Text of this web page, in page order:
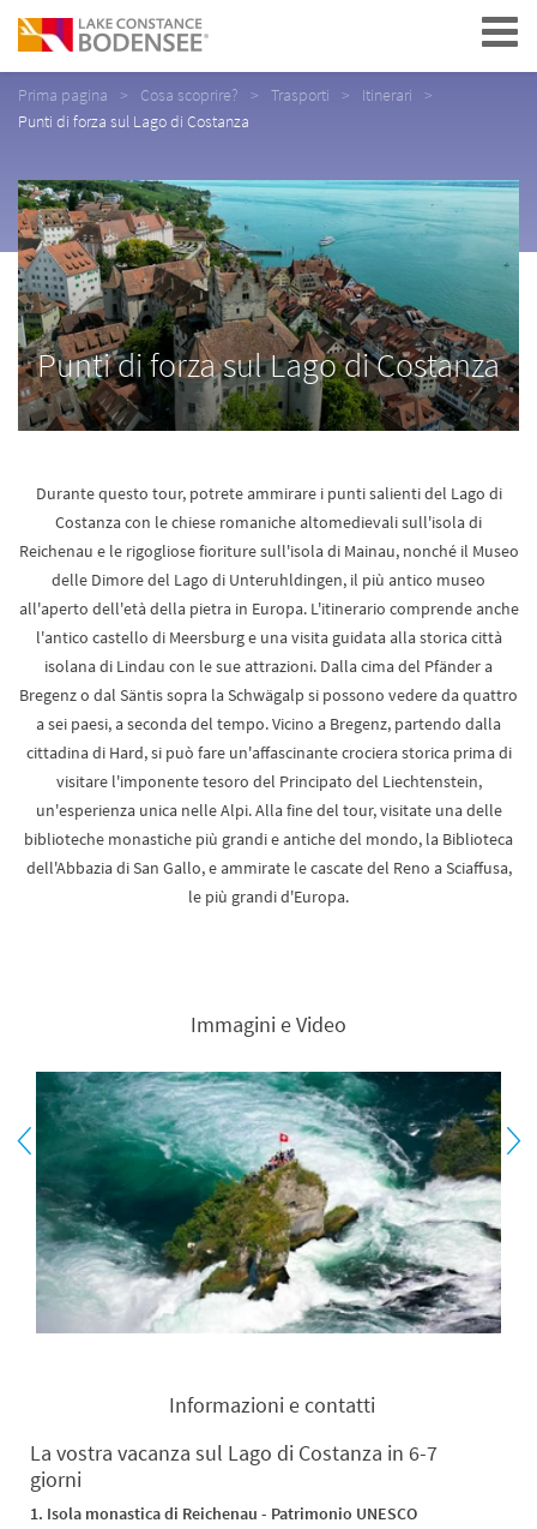
Navigation
Prima pagina Cosa scoprire? Trasporti
Itinerari
Punti di forza sul Lago di Costanza
Punti di forza sul Lago di Costanza
Durante questo tour, potrete ammirare i punti salienti del Lago di
Costanza con le chiese romaniche altomedievali sull'isola di
Reichenau e le rigogliose fioriture sull'isola di Mainau, nonché il Museo
delle Dimore del Lago di Unteruhldingen, il più antico museo
all'aperto dell'età della pietra in Europa. L'itinerario comprende anche
l'antico castello di Meersburg e una visita guidata alla storica città
isolana di Lindau con le sue attrazioni. Dalla cima del Pfänder a
Bregenz o dal Säntis sopra la Schwägalp si possono vedere da quattro
a sei paesi, a seconda del tempo. Vicino a Bregenz, partendo dalla
cittadina di Hard, si può fare un'affascinante crociera storica prima di
visitare l'imponente tesoro del Principato del Liechtenstein,
un'esperienza unica nelle Alpi. Alla fine del tour, visitate una delle
biblioteche monastiche più grandi e antiche del mondo, la Biblioteca
dell'Abbazia di San Gallo, e ammirate le cascate del Reno a Sciaffusa,
le più grandi d'Europa.
Immagini e Video
Informazioni e contatti
La vostra vacanza sul Lago di Costanza in 6-7
giorni
1. Isola monastica di Reichenau - Patrimonio UNESCO